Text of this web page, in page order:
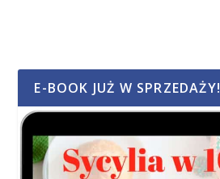
E-BOOK JUŻ W SPRZEDAŻY!